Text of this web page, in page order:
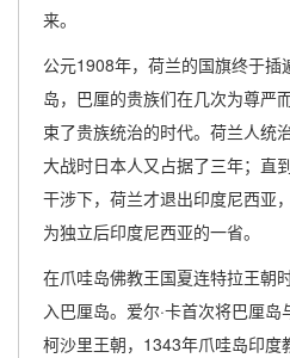
来。
公元1908年，荷兰的国旗终于插
岛，巴厘的贵族们在几次为尊严
束了贵族统治的时代。荷兰人统
大战时日本人又占据了三年；直
干涉下，荷兰才退出印度尼西亚
为独立后印度尼西亚的一省。
在爪哇岛佛教王国夏连特拉王朝
入巴厘岛。爱尔·卡首次将巴厘
柯沙里王朝，1343年爪哇岛印度